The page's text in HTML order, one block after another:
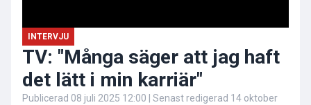
INTERVJU
TV: "Många säger att jag haft
det lätt i min karriär"
Publicerad 08 juli 2025 12:00 | Senast redigerad 14 oktober